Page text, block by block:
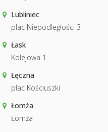
Lubliniec
plac Niepodległości 3
Łask
Kolejowa 1
Łęczna
plac Kościuszki
Łomża
Łomża